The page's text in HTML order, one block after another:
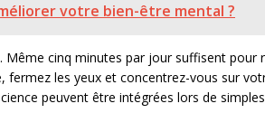
votre bien-être mental ?
. Même cinq minutes par jour suffisent pour
fermez les yeux et concentrez-vous sur
peuvent être intégrées lors de simples